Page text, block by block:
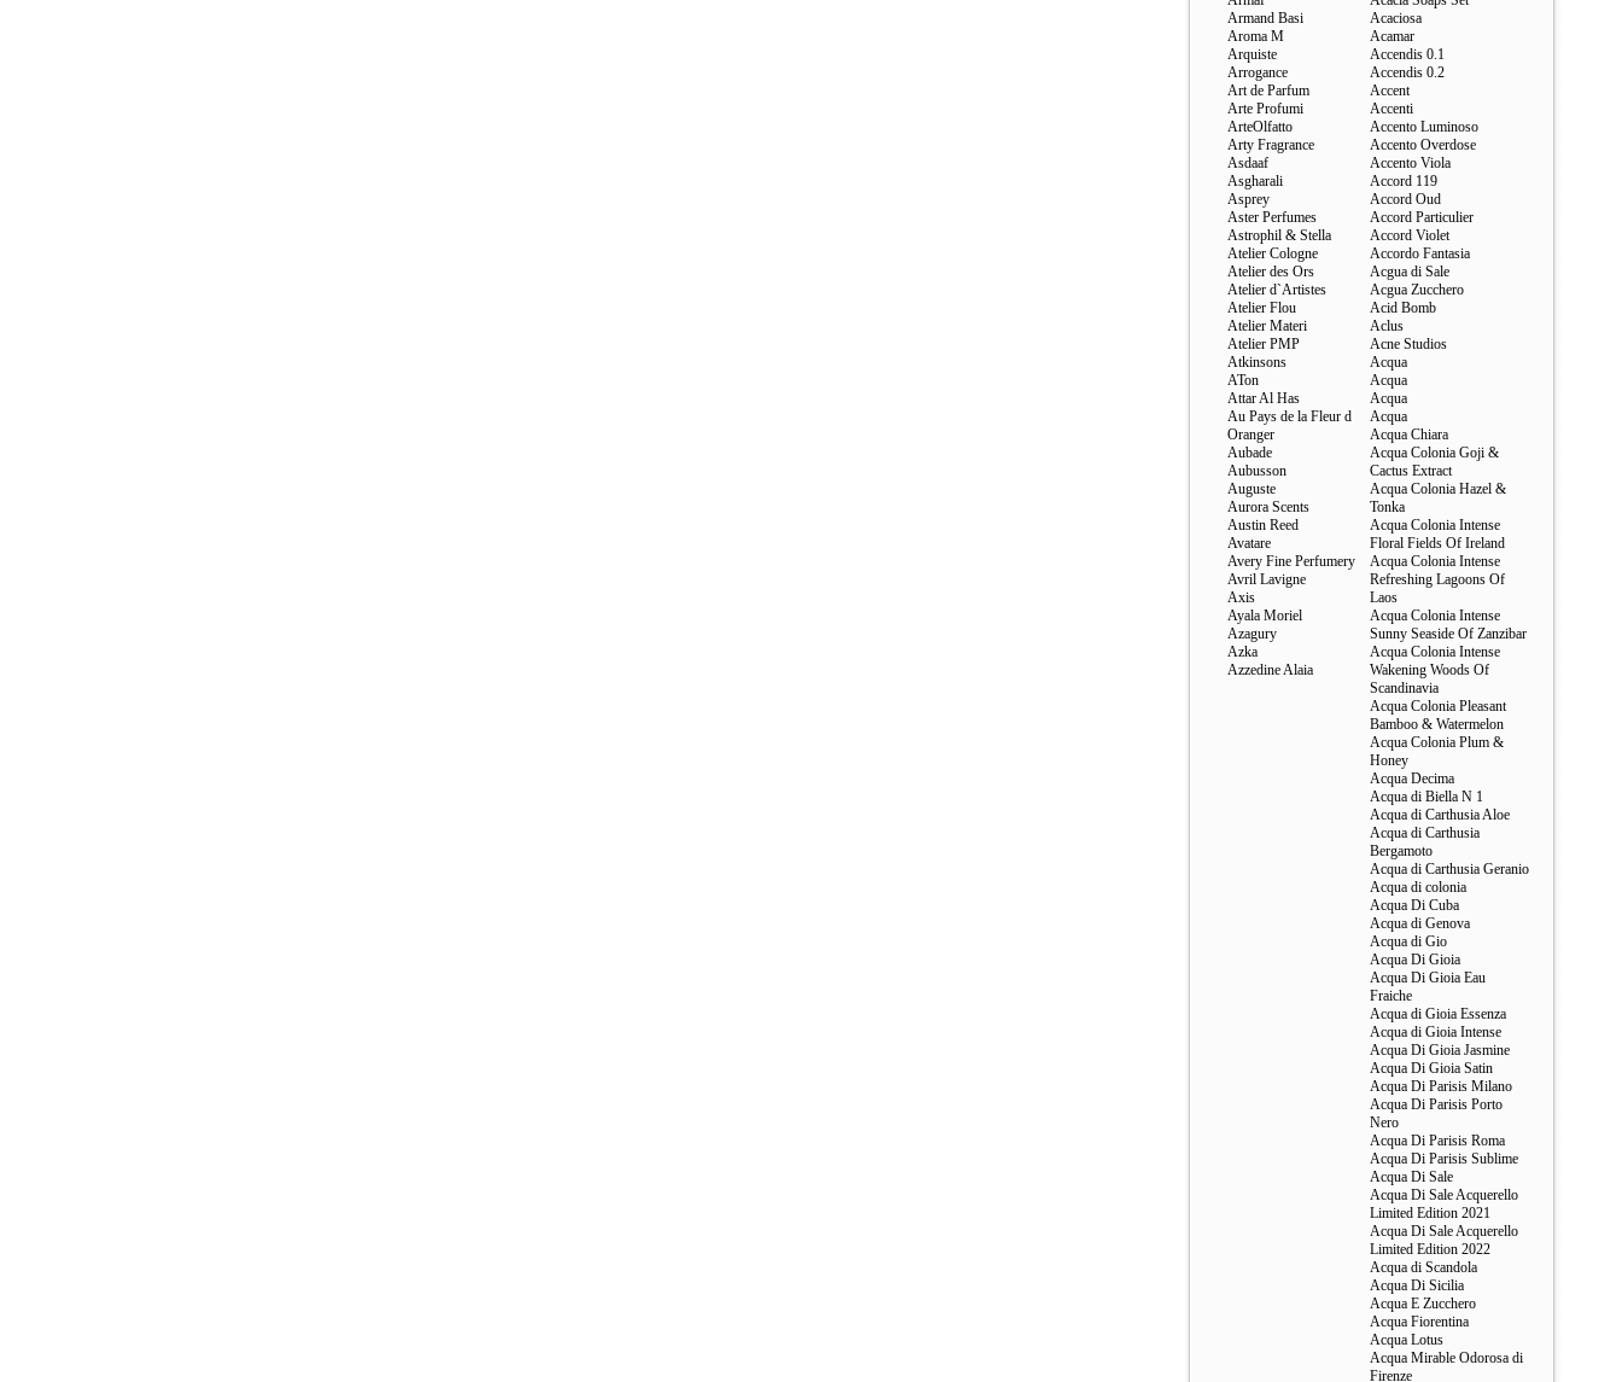
Armand Basi
Aroma M
Arquiste
Arrogance
Art de Parfum
Arte Profumi
ArteOlfatto
Arty Fragrance
Asdaaf
Asgharali
Asprey
Aster Perfumes
Astrophil & Stella
Atelier Cologne
Atelier des Ors
Atelier d`Artistes
Atelier Flou
Atelier Materi
Atelier PMP
Atkinsons
ATon
Attar Al Has
Au Pays de la Fleur d
Oranger
Aubade
Aubusson
Auguste
Aurora Scents
Austin Reed
Avatare
Avery Fine Perfumery
Avril Lavigne
Axis
Ayala Moriel
Azagury
Azka
Azzedine Alaia
Acaciosa
Acamar
Accendis 0.1
Accendis 0.2
Accent
Accenti
Accento Luminoso
Accento Overdose
Accento Viola
Accord 119
Accord Oud
Accord Particulier
Accord Violet
Accordo Fantasia
Acgua di Sale
Acgua Zucchero
Acid Bomb
Aclus
Acne Studios
Acqua
Acqua
Acqua
Acqua
Acqua Chiara
Acqua Colonia Goji &
Cactus Extract
Acqua Colonia Hazel &
Tonka
Acqua Colonia Intense
Floral Fields Of Ireland
Acqua Colonia Intense
Refreshing Lagoons Of
Laos
Acqua Colonia Intense
Sunny Seaside Of Zanzibar
Acqua Colonia Intense
Wakening Woods Of
Scandinavia
Acqua Colonia Pleasant
Bamboo & Watermelon
Acqua Colonia Plum &
Honey
Acqua Decima
Acqua di Biella N 1
Acqua di Carthusia Aloe
Acqua di Carthusia
Bergamoto
Acqua di Carthusia Geranio
Acqua di colonia
Acqua Di Cuba
Acqua di Genova
Acqua di Gio
Acqua Di Gioia
Acqua Di Gioia Eau
Fraiche
Acqua di Gioia Essenza
Acqua di Gioia Intense
Acqua Di Gioia Jasmine
Acqua Di Gioia Satin
Acqua Di Parisis Milano
Acqua Di Parisis Porto
Nero
Acqua Di Parisis Roma
Acqua Di Parisis Sublime
Acqua Di Sale
Acqua Di Sale Acquerello
Limited Edition 2021
Acqua Di Sale Acquerello
Limited Edition 2022
Acqua di Scandola
Acqua Di Sicilia
Acqua E Zucchero
Acqua Fiorentina
Acqua Lotus
Acqua Mirable Odorosa di
Firenze